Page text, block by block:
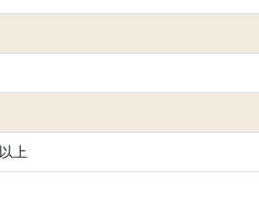
上